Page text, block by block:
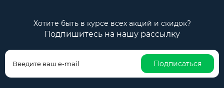
Хотите быть в курсе всех акций и скидок?
Подпишитесь на нашу рассылку
Подписаться